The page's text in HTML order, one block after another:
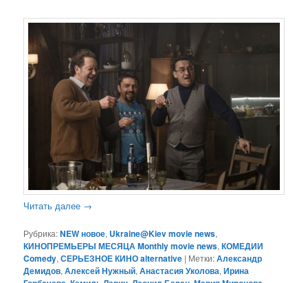
Читать далее →
Рубрика:NEW новое, Ukraine@Kiev movie news,
КИНОПРЕМЬЕРЫ МЕСЯЦА Monthly movie news,КОМЕДИИ
Comedy,СЕРЬЕЗНОЕ КИНО alternative | Метки:Александр
Демидов,Алексей Нужный,Анастасия Уколова,Ирина